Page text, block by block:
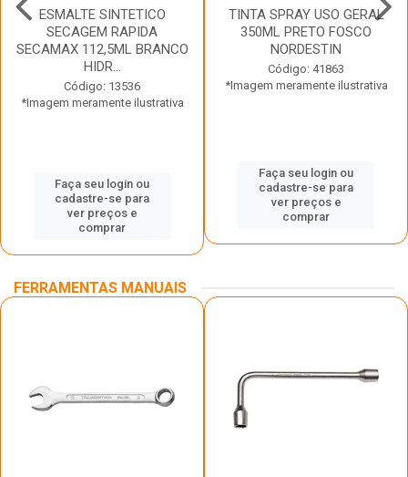
ESMALTE SINTETICO
SECAGEM RAPIDA
SECAMAX 112,5ML BRANCO
HIDR...
Código: 13536
*Imagem meramente ilustrativa
Faça seu login ou
cadastre-se para
ver preços e
comprar
TINTA SPRAY USO GERAL
350ML PRETO FOSCO
NORDESTIN
Código: 41863
*Imagem meramente ilustrativa
Faça seu login ou
cadastre-se para
ver preços e
comprar
FERRAMENTAS MANUAIS